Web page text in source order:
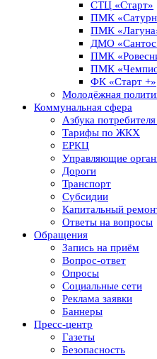
СТЦ «Старт»
ПМК
ПМК
ДМО
ПМК
ПМК
ФК «Старт +»
Молодёжная
Коммунальная сфера
Азбука
Тарифы по ЖКХ
ЕРКЦ
Управляющие
Дороги
Транспорт
Субсидии
Капитальный
Ответы на вопросы
Обращения
Запись на приём
Вопрос-ответ
Опросы
Социальные сети
Реклама заявки
Баннеры
Пресс-центр
Газеты
Безопасность